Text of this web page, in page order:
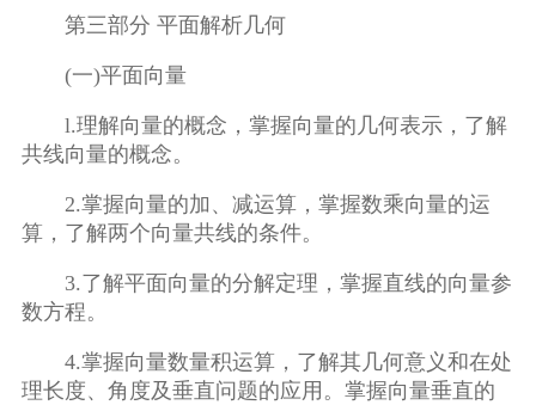
第三部分 平面解析几何
(一)平面向量
l.理解向量的概念，掌握向量的几何表示，了解
共线向量的概念。
2.掌握向量的加、减运算，掌握数乘向量的运
算，了解两个向量共线的条件。
3.了解平面向量的分解定理，掌握直线的向量参
数方程。
4.掌握向量数量积运算，了解其几何意义和在处
理长度、角度及垂直问题的应用。掌握向量垂直的